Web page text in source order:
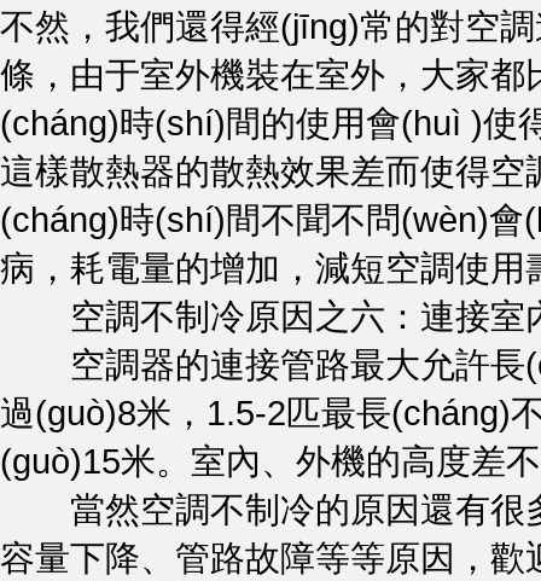
不然，我們還得經(jīng)常的對空
條，由于室外機裝在室外，
(cháng)時(shí)間的使用會(huì )使
這樣散熱器的散熱效果差而使得空
(cháng)時(shí)間不聞不問(wèn)會
病，耗電量的增加，減短空調使
空調不制冷原因之六：連接室
空調器的連接管路最大允許長
過(guò)8米，1.5-2匹最長(cháng)
(guò)15米。室內、外機的高度
當然空調不制冷的原因還有很多方
容量下降、管路故障等等原因